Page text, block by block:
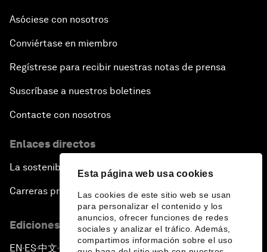
Esta página web usa cookies
Las cookies de este sitio web se usan
para personalizar el contenido y los
anuncios, ofrecer funciones de redes
sociales y analizar el tráfico. Además,
compartimos información sobre el uso
Asóciese con nosotros
Conviértase en miembro
Regístrese para recibir nuestras notas de prensa
Suscríbase a nuestros boletines
Contacte con nosotros
Enlaces directos
La sostenibilidad en el Foro
Carreras profesionales
Ediciones en otros idiomas
EN ▪ ES▪中文▪ 日本語